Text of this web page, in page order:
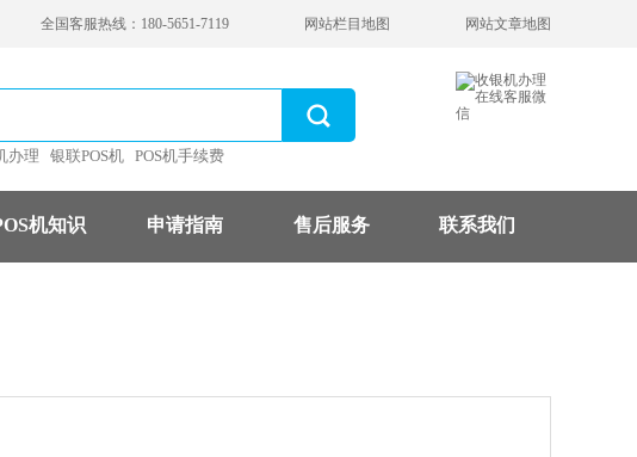
全国客服热线：180-5651-7119 网站栏目地图 网站文章地图
办理 银联POS机 POS机手续费
机知识 申请指南 售后服务 联系我们